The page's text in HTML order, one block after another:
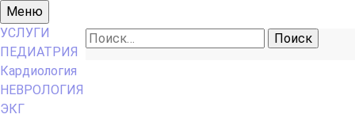
Основное
меню
Меню
Найти:
УСЛУГИ
ПЕДИАТРИЯ
Кардиология
НЕВРОЛОГИЯ
ЭКГ